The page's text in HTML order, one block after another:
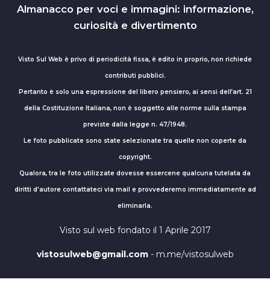
Almanacco per voci e immagini: informazione,
curiosità e divertimento
Visto Sul Web è privo di periodicità fissa, è edito in proprio, non richiede
contributi pubblici.
Pertanto è solo una espressione del libero pensiero, ai sensi dell’art. 21
della Costituzione Italiana, non è soggetto alle norme sulla stampa
previste dalla legge n. 47/1948.
Le foto pubblicate sono state selezionate tra quelle non coperte da
copyright.
Qualora, tra le foto utilizzate dovesse essercene qualcuna tutelata da
diritti d'autore contattateci via mail e provvederemo immediatamente ad
eliminarla.
Visto sul web fondato il 1 Aprile 2017
vistosulweb@gmail.com- m.me/vistosulweb